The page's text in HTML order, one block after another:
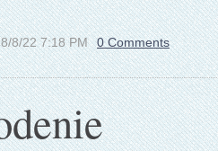
8/8/22 7:18 PM 0 Comments